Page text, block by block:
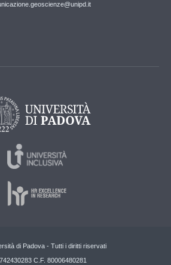
di Padova - Tutti i diritti riservati
C.F. 80006480281